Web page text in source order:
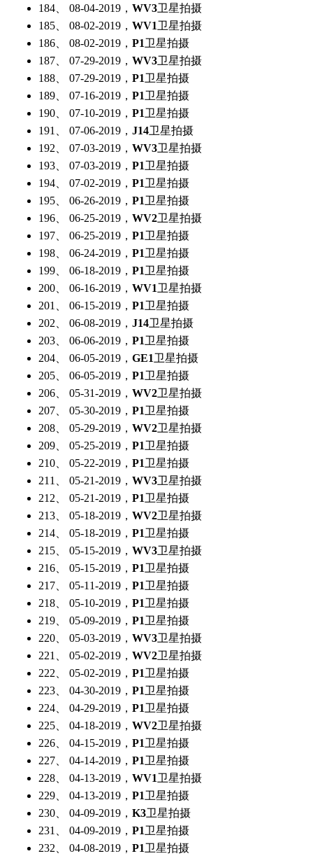
184、 08-04-2019， WV3卫星拍摄
185、 08-02-2019， WV1卫星拍摄
186、 08-02-2019， P1卫星拍摄
187、 07-29-2019， WV3卫星拍摄
188、 07-29-2019， P1卫星拍摄
189、 07-16-2019， P1卫星拍摄
190、 07-10-2019， P1卫星拍摄
191、 07-06-2019， J14卫星拍摄
192、 07-03-2019， WV3卫星拍摄
193、 07-03-2019， P1卫星拍摄
194、 07-02-2019， P1卫星拍摄
195、 06-26-2019， P1卫星拍摄
196、 06-25-2019， WV2卫星拍摄
197、 06-25-2019， P1卫星拍摄
198、 06-24-2019， P1卫星拍摄
199、 06-18-2019， P1卫星拍摄
200、 06-16-2019， WV1卫星拍摄
201、 06-15-2019， P1卫星拍摄
202、 06-08-2019， J14卫星拍摄
203、 06-06-2019， P1卫星拍摄
204、 06-05-2019， GE1卫星拍摄
205、 06-05-2019， P1卫星拍摄
206、 05-31-2019， WV2卫星拍摄
207、 05-30-2019， P1卫星拍摄
208、 05-29-2019， WV2卫星拍摄
209、 05-25-2019， P1卫星拍摄
210、 05-22-2019， P1卫星拍摄
211、 05-21-2019， WV3卫星拍摄
212、 05-21-2019， P1卫星拍摄
213、 05-18-2019， WV2卫星拍摄
214、 05-18-2019， P1卫星拍摄
215、 05-15-2019， WV3卫星拍摄
216、 05-15-2019， P1卫星拍摄
217、 05-11-2019， P1卫星拍摄
218、 05-10-2019， P1卫星拍摄
219、 05-09-2019， P1卫星拍摄
220、 05-03-2019， WV3卫星拍摄
221、 05-02-2019， WV2卫星拍摄
222、 05-02-2019， P1卫星拍摄
223、 04-30-2019， P1卫星拍摄
224、 04-29-2019， P1卫星拍摄
225、 04-18-2019， WV2卫星拍摄
226、 04-15-2019， P1卫星拍摄
227、 04-14-2019， P1卫星拍摄
228、 04-13-2019， WV1卫星拍摄
229、 04-13-2019， P1卫星拍摄
230、 04-09-2019， K3卫星拍摄
231、 04-09-2019， P1卫星拍摄
232、 04-08-2019， P1卫星拍摄